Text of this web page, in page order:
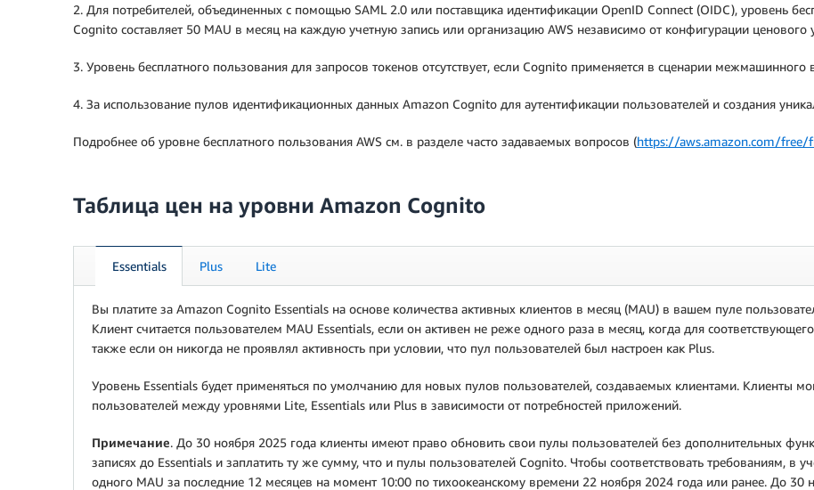
2. Для потребителей, объединенных с помощью SAML 2.0 или поставщика идентификации OpenID Connect (OIDC), уровень
Cognito составляет 50 MAU в месяц на каждую учетную запись или организацию AWS независимо от конфигурации ценового
3. Уровень бесплатного пользования для запросов токенов отсутствует, если Cognito применяется в сценарии межмашинного
4. За использование пулов идентификационных данных Amazon Cognito для аутентификации пользователей и создания
Подробнее об уровне бесплатного пользования AWS см. в разделе часто задаваемых вопросов (https://aws.amazon.com/free/
Таблица цен на уровни Amazon Cognito
Essentials Plus Lite
Вы платите за Amazon Cognito Essentials на основе количества активных клиентов в месяц (MAU) в вашем пуле
Клиент считается пользователем MAU Essentials, если он активен не реже одного раза в месяц, когда для
также если он никогда не проявлял активность при условии, что пул пользователей был настроен как Plus.
Уровень Essentials будет применяться по умолчанию для новых пулов пользователей, создаваемых клиентами. Клиенты
пользователей между уровнями Lite, Essentials или Plus в зависимости от потребностей приложений.
Примечание. До 30 ноября 2025 года клиенты имеют право обновить свои пулы пользователей без дополнительных
записях до Essentials и заплатить ту же сумму, что и пулы пользователей Cognito. Чтобы соответствовать требованиям, в
одного MAU за последние 12 месяцев на момент 10:00 по тихоокеанскому времени 22 ноября 2024 года или ранее. До